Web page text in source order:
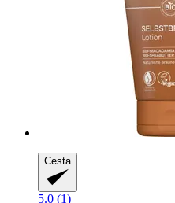
Cesta
5.0 (1)